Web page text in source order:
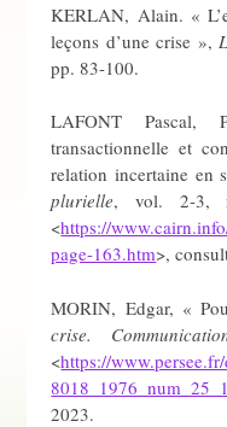
KERLAN, Alain. «
leçons d’une crise »,
pp. 83-100.
LAFONT Pascal,
transactionnelle et
relation incertaine en
plurielle, vol. 2-3,
<https://
page-163.htm>,
MORIN, Edgar, «
crise.
<https://
2023.